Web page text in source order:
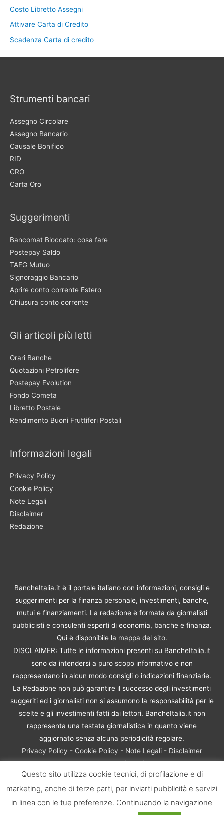
Costo Libretto Assegni
Attivare Carta di Credito
Scadenza Carta di credito
Strumenti bancari
Assegno Circolare
Assegno Bancario
Causale Bonifico
RID
CRO
Carta Oro
Suggerimenti
Bancomat Bloccato: cosa fare
Postepay Saldo
TAEG Mutuo
Signoraggio Bancario
Aprire conto corrente Estero
Chiusura conto corrente
Gli articoli più letti
Orari Banche
Quotazioni Petrolifere
Postepay Evolution
Fondo Cometa
Libretto Postale
Rendimento Buoni Fruttiferi Postali
Informazioni legali
Privacy Policy
Cookie Policy
Note Legali
Disclaimer
Redazione
BancheItalia.it è il portale italiano con informazioni, consigli e
suggerimenti per la finanza personale, investimenti, banche,
mutui e finanziamenti. La redazione è formata da giornalisti
pubblicisti e consulenti esperti di economia, banche e finanza.
Qui è disponibile la mappa del sito.
DISCLAIMER: Tutte le informazioni presenti su BancheItalia.it
sono da intendersi a puro scopo informativo e non
rappresentano in alcun modo consigli o indicazioni finanziarie.
La Redazione non può garantire il successo degli investimenti
suggeriti ed i giornalisti non si assumono la responsabilità per le
scelte e gli investimenti fatti dai lettori. BancheItalia.it non
rappresenta una testata giornalistica in quanto viene
aggiornato senza alcuna periodicità regolare.
Privacy Policy - Cookie Policy - Note Legali- Disclaimer
Rischio Investimenti
BancheItalia.it Copyright © 2021. Tutti i diritti sono riservati. |
P.IVA 10673901004 | Contenuti di proprietà di BancheItalia.it:
non sono riproducibili, neanche parzialmente, senza esplicita
Questo sito utilizza cookie tecnici, di profilazione e di
marketing, anche di terze parti, per inviarti pubblicità e servizi
in linea con le tue preferenze. Continuando la navigazione